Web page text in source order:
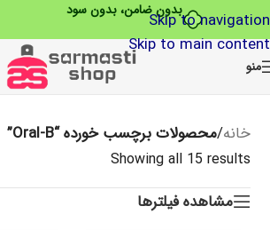
بدون ضامن، بدون سودSkip to navigation
Skip to main content
منو
خانه/محصولات برچسب خورده “Oral-B”
Showing all 15 results
مشاهده فیلترها